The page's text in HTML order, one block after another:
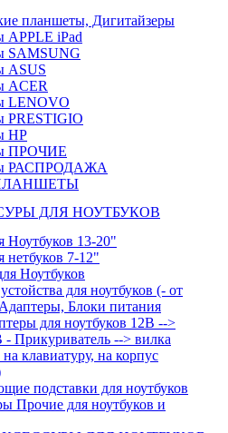
планшеты, Дигитайзеры
APPLE iPad
SAMSUNG
ASUS
ACER
LENOVO
PRESTIGIO
HP
ПРОЧИЕ
РАСПРОДАЖА
ПЛАНШЕТЫ
ДЛЯ НОУТБУКОВ
Ноутбуков 13-20"
нетбуков 7-12"
Ноутбуков
для ноутбуков (- от
Блоки питания
для ноутбуков 12В -->
- Прикуриватель --> вилка
клавиатуру, на корпус
подставки для ноутбуков
Прочие для ноутбуков и